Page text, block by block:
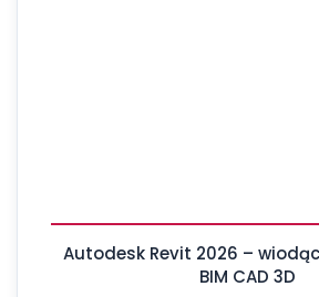
Autodesk Revit 2026 – wiodące środowisko
BIM CAD 3D